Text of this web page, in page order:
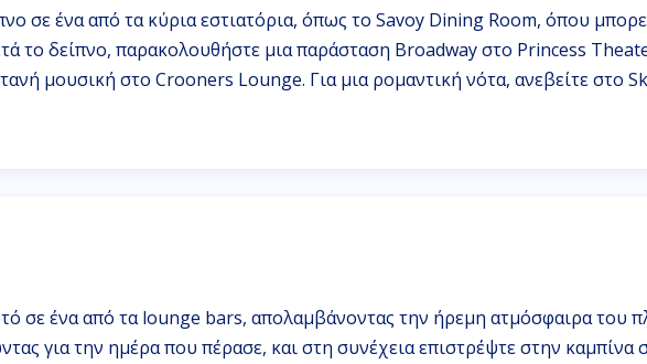
σε ένα από τα κύρια εστιατόρια, όπως το Savoy Dining Room, όπου
το δείπνο, παρακολουθήστε μια παράσταση Broadway στο Princess
μουσική στο Crooners Lounge. Για μια ρομαντική νότα, ανεβείτε στο
σε ένα από τα lounge bars, απολαμβάνοντας την ήρεμη ατμόσφαιρα του
για την ημέρα που πέρασε, και στη συνέχεια επιστρέψτε στην καμπίνα